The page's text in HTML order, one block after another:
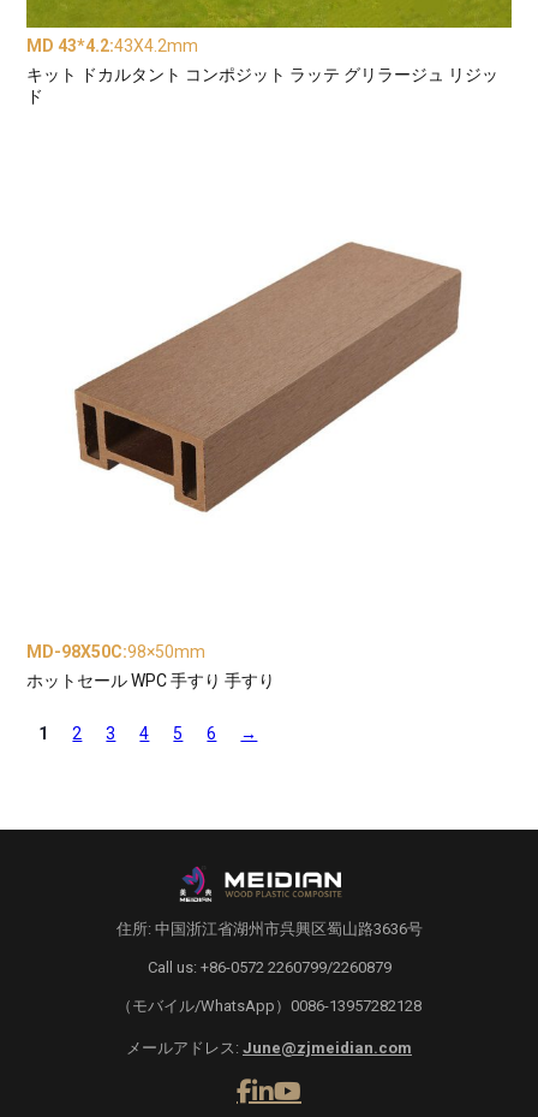
MD 43*4.2:43X4.2mm
キット ドカルタント コンポジット ラッテ グリラージュ リジッ
ド
MD-98X50C:98×50mm
ホットセール WPC 手すり 手すり
1 2 3 4 5 6 →
住所: 中国浙江省湖州市呉興区蜀山路3636号
Call us: +86-0572 2260799/2260879
（モバイル/WhatsApp）0086-13957282128
メールアドレス: June@zjmeidian.com